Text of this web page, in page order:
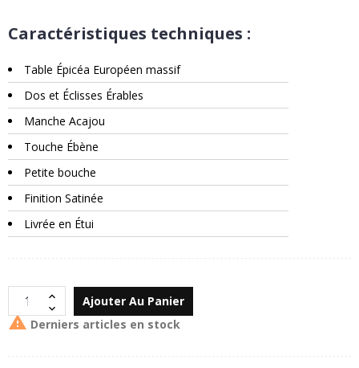
Caractéristiques techniques :
Table Épicéa Européen massif
Dos et Éclisses Érables
Manche Acajou
Touche Ébène
Petite bouche
Finition Satinée
Livrée en Étui
Ajouter Au Panier
 Derniers articles en stock